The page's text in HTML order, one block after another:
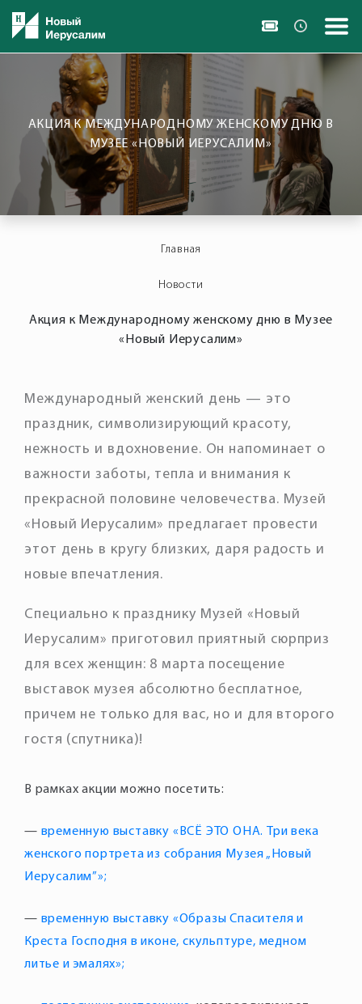
АКЦИЯ К МЕЖДУНАРОДНОМУ ЖЕНСКОМУ ДНЮ В
МУЗЕЕ «НОВЫЙ ИЕРУСАЛИМ»
Главная
Новости
Акция к Международному женскому дню в Музее
«Новый Иерусалим»
Международный женский день — это
праздник, символизирующий красоту,
нежность и вдохновение. Он напоминает о
важности заботы, тепла и внимания к
прекрасной половине человечества. Музей
«Новый Иерусалим» предлагает провести
этот день в кругу близких, даря радость и
новые впечатления.
Специально к празднику Музей «Новый
Иерусалим» приготовил приятный сюрприз
для всех женщин: 8 марта посещение
выставок музея абсолютно бесплатное,
причем не только для вас, но и для второго
гостя (спутника)!
В рамках акции можно посетить:
— временную выставку «ВСЁ ЭТО ОНА. Три века
женского портрета из собрания Музея „Новый
Иерусалим”»;
— временную выставку «Образы Спасителя и
Креста Господня в иконе, скульптуре, медном
литье и эмалях»;